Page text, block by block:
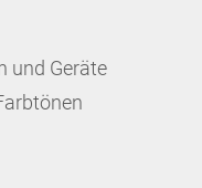
und Geräte